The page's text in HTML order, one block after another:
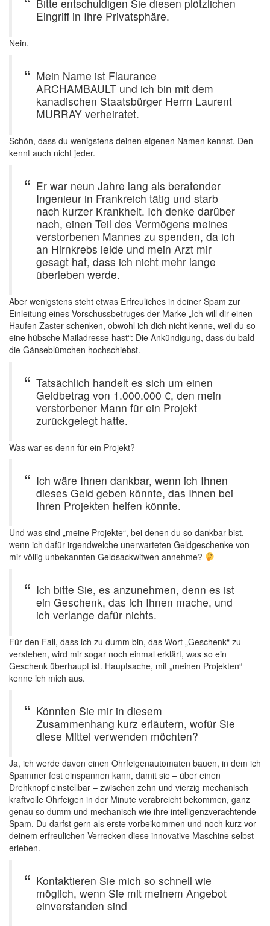
Bitte entschuldigen Sie diesen plötzlichen
Eingriff in Ihre Privatsphäre.
Nein.
Mein Name ist Flaurance
ARCHAMBAULT und ich bin mit dem
kanadischen Staatsbürger Herrn Laurent
MURRAY verheiratet.
Schön, dass du wenigstens deinen eigenen Namen kennst. Den
kennt auch nicht jeder.
Er war neun Jahre lang als beratender
Ingenieur in Frankreich tätig und starb
nach kurzer Krankheit. Ich denke darüber
nach, einen Teil des Vermögens meines
verstorbenen Mannes zu spenden, da ich
an Hirnkrebs leide und mein Arzt mir
gesagt hat, dass ich nicht mehr lange
überleben werde.
Aber wenigstens steht etwas Erfreuliches in deiner Spam zur
Einleitung eines Vorschussbetruges der Marke „Ich will dir einen
Haufen Zaster schenken, obwohl ich dich nicht kenne, weil du so
eine hübsche Mailadresse hast“: Die Ankündigung, dass du bald
die Gänseblümchen hochschiebst.
Tatsächlich handelt es sich um einen
Geldbetrag von 1.000.000 €, den mein
verstorbener Mann für ein Projekt
zurückgelegt hatte.
Was war es denn für ein Projekt?
Ich wäre Ihnen dankbar, wenn ich Ihnen
dieses Geld geben könnte, das Ihnen bei
Ihren Projekten helfen könnte.
Und was sind „meine Projekte“, bei denen du so dankbar bist,
wenn ich dafür irgendwelche unerwarteten Geldgeschenke von
mir völlig unbekannten Geldsackwitwen annehme?
Ich bitte Sie, es anzunehmen, denn es ist
ein Geschenk, das ich Ihnen mache, und
ich verlange dafür nichts.
Für den Fall, dass ich zu dumm bin, das Wort „Geschenk“ zu
verstehen, wird mir sogar noch einmal erklärt, was so ein
Geschenk überhaupt ist. Hauptsache, mit „meinen Projekten“
kenne ich mich aus.
Könnten Sie mir in diesem
Zusammenhang kurz erläutern, wofür Sie
diese Mittel verwenden möchten?
Ja, ich werde davon einen Ohrfeigenautomaten bauen, in dem ich
Spammer fest einspannen kann, damit sie – über einen
Drehknopf einstellbar – zwischen zehn und vierzig mechanisch
kraftvolle Ohrfeigen in der Minute verabreicht bekommen, ganz
genau so dumm und mechanisch wie ihre intelligenzverachtende
Spam. Du darfst gern als erste vorbeikommen und noch kurz vor
deinem erfreulichen Verrecken diese innovative Maschine selbst
erleben.
Kontaktieren Sie mich so schnell wie
möglich, wenn Sie mit meinem Angebot
einverstanden sind